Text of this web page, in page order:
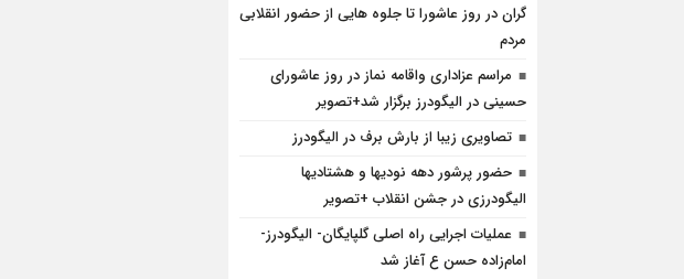
گران در روز عاشورا تا جلوه هایی از حضور انقلابی
مردم
مراسم عزاداری واقامه نماز در روز عاشورای
حسینی در الیگودرز برگزار شد+تصویر
تصاویری زیبا از بارش برف در الیگودرز
حضور پرشور دهه نودیها و هشتادیها
الیگودرزی در جشن انقلاب +تصویر
عملیات اجرایی راه اصلی گلپایگان- الیگودرز-
امام‌زاده حسن ع آغاز شد